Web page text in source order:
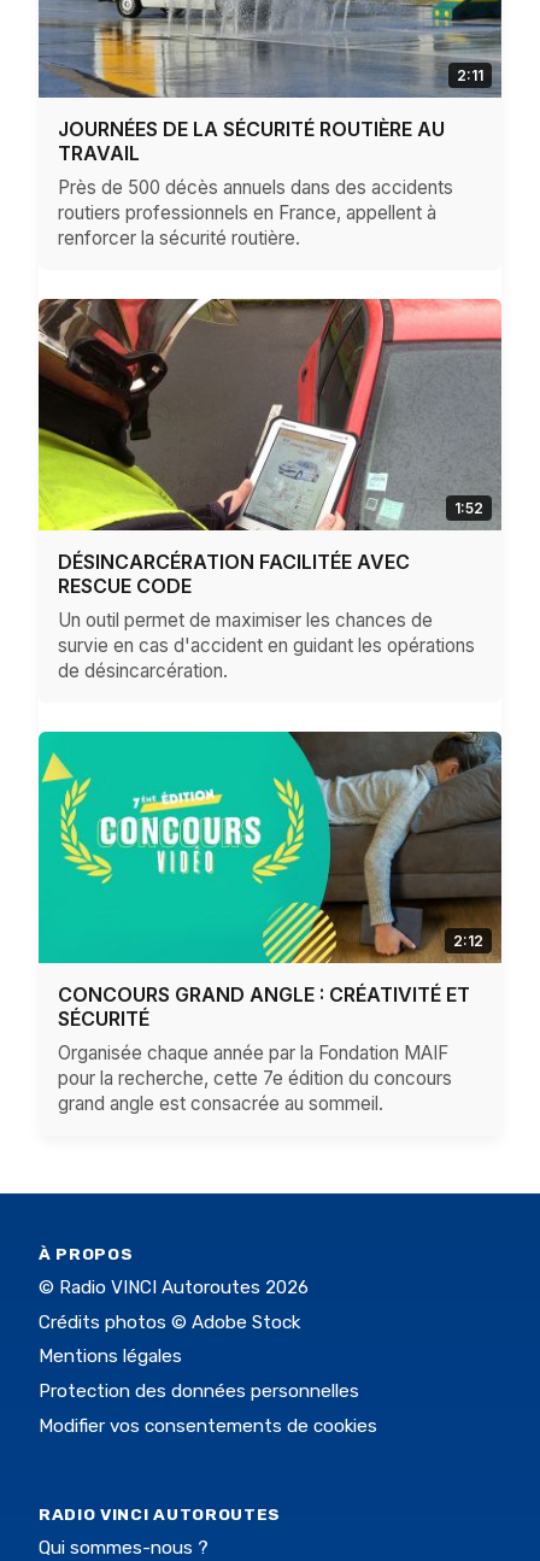
2:11
JOURNÉES DE LA SÉCURITÉ ROUTIÈRE AU
TRAVAIL
Près de 500 décès annuels dans des accidents
routiers professionnels en France, appellent à
renforcer la sécurité routière.
1:52
DÉSINCARCÉRATION FACILITÉE AVEC
RESCUE CODE
Un outil permet de maximiser les chances de
survie en cas d'accident en guidant les opérations
de désincarcération.
2:12
CONCOURS GRAND ANGLE : CRÉATIVITÉ ET
SÉCURITÉ
Organisée chaque année par la Fondation MAIF
pour la recherche, cette 7e édition du concours
grand angle est consacrée au sommeil.
À PROPOS
© Radio VINCI Autoroutes 2026
Crédits photos © Adobe Stock
Mentions légales
Protection des données personnelles
Modifier vos consentements de cookies
RADIO VINCI AUTOROUTES
Qui sommes-nous ?